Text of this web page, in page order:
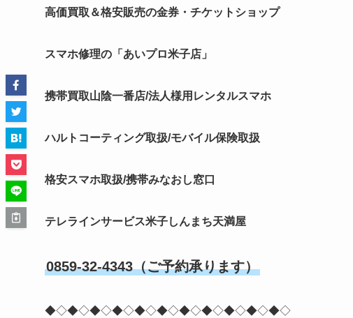
高価買取＆格安販売の金券・チケットショップ
スマホ修理の「あいプロ米子店」
携帯買取山陰一番店/法人様用レンタルスマホ
ハルトコーティング取扱/モバイル保険取扱
格安スマホ取扱/携帯みなおし窓口
テレラインサービス米子しんまち天満屋
0859-32-4343（ご予約承ります）
◆◇◆◇◆◇◆◇◆◇◆◇◆◇◆◇◆◇◆◇◆◇